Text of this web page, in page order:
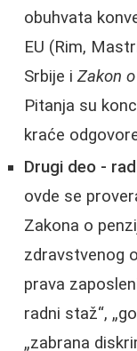
obuhvata
EU (Rim,
Srbije i Zakon
Pitanja su
kraće
Drugi deo -
ovde se
Zakona o
zdravstvenog
prava
radni staž“,
„zabrana